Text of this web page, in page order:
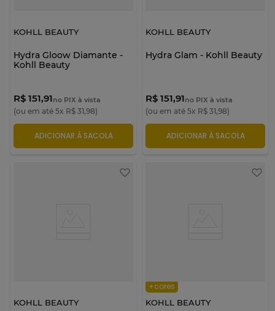
KOHLL BEAUTY
Hydra Gloow Diamante -
Kohll Beauty
R$ 151,91no PIX à vista
(ou em até 5x R$ 31,98)
ADICIONAR À SACOLA
KOHLL BEAUTY
Hydra Glam - Kohll Beauty
R$ 151,91no PIX à vista
(ou em até 5x R$ 31,98)
ADICIONAR À SACOLA
KOHLL BEAUTY
+cores
KOHLL BEAUTY